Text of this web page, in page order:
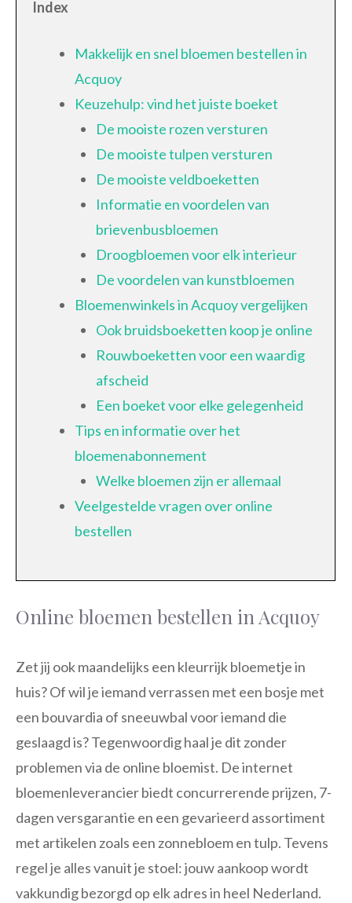
Index
Makkelijk en snel bloemen bestellen in
Acquoy
Keuzehulp: vind het juiste boeket
De mooiste rozen versturen
De mooiste tulpen versturen
De mooiste veldboeketten
Informatie en voordelen van
brievenbusbloemen
Droogbloemen voor elk interieur
De voordelen van kunstbloemen
Bloemenwinkels in Acquoy vergelijken
Ook bruidsboeketten koop je online
Rouwboeketten voor een waardig
afscheid
Een boeket voor elke gelegenheid
Tips en informatie over het
bloemenabonnement
Welke bloemen zijn er allemaal
Veelgestelde vragen over online
bestellen
Online bloemen bestellen in Acquoy
Zet jij ook maandelijks een kleurrijk bloemetje in
huis? Of wil je iemand verrassen met een bosje met
een bouvardia of sneeuwbal voor iemand die
geslaagd is? Tegenwoordig haal je dit zonder
problemen via de online bloemist. De internet
bloemenleverancier biedt concurrerende prijzen, 7-
dagen versgarantie en een gevarieerd assortiment
met artikelen zoals een zonnebloem en tulp. Tevens
regel je alles vanuit je stoel: jouw aankoop wordt
vakkundig bezorgd op elk adres in heel Nederland.